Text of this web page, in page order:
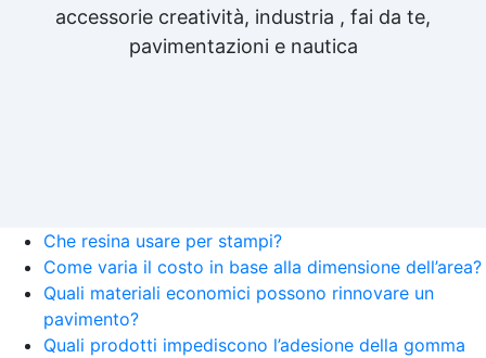
accessorie creatività, industria , fai da te,
pavimentazioni e nautica
Che resina usare per stampi?
Come varia il costo in base alla dimensione dell’area?
Quali materiali economici possono rinnovare un
pavimento?
Quali prodotti impediscono l’adesione della gomma